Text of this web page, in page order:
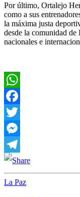
Por último, Ortalejo
como a sus
la máxima justa
desde la comunidad de
nacionales e
WhatsApp
Facebook
Twitter
Messenger
Telegram
La Paz